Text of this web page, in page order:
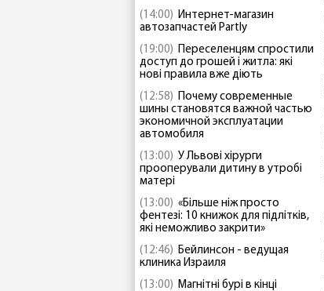
(14:00) Интернет-магазин
автозапчастей Partly
(19:00) Переселенцям спростили
доступ до грошей і житла: які
нові правила вже діють
(12:58) Почему современные
шины становятся важной частью
экономичной эксплуатации
автомобиля
(13:00) У Львові хірурги
прооперували дитину в утробі
матері
(13:00) «Більше ніж просто
фентезі: 10 книжок для підлітків,
які неможливо закрити»
(12:46) Бейлинсон - ведущая
клиника Израиля
(13:00) Магнітні бурі в кінці